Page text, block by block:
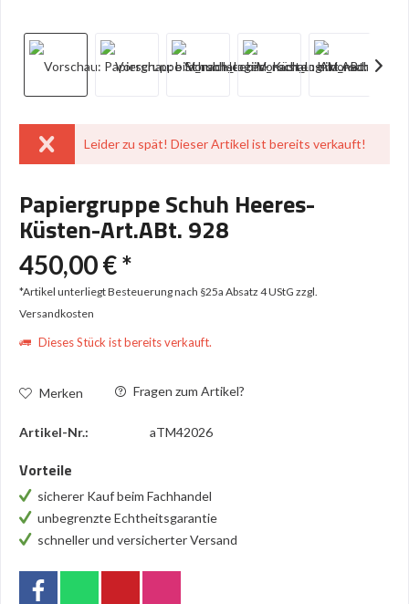
Leider zu spät! Dieser Artikel ist bereits verkauft!
Papiergruppe Schuh Heeres-
Küsten-Art.ABt. 928
450,00 € *
*Artikel unterliegt Besteuerung nach §25a Absatz 4 UStG zzgl.
Versandkosten
Dieses Stück ist bereits verkauft.
Merken Fragen zum Artikel?
Artikel-Nr.: aTM42026
Vorteile
sicherer Kauf beim Fachhandel
unbegrenzte Echtheitsgarantie
schneller und versicherter Versand